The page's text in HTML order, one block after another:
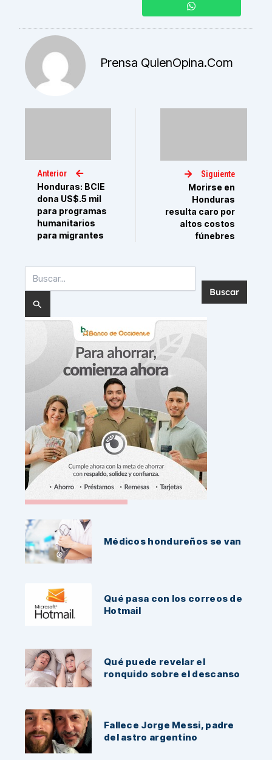
Prensa QuienOpina.com
Anterior
Honduras: BCIE
dona US$.5 mil
para programas
humanitarios
para migrantes
Siguiente
Morirse en
Honduras
resulta caro por
altos costos
fúnebres
por:
Noticias Recientes:
Médicos hondureños se van
Qué pasa con los correos de
Hotmail
Qué puede revelar el
ronquido sobre el descanso
Fallece Jorge Messi, padre
del astro argentino